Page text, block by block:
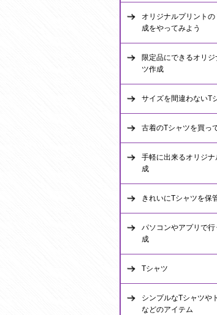
オリジナルプリント
成をやってみよう
限定品にできるオリジ
ツ作成
サイズを間違わないT
古着のTシャツを買っ
手軽に出来るオリジ
成
きれいにTシャツを保
パソコンやアプリで
成
Tシャツ
シンプルなTシャツや
などのアイテム